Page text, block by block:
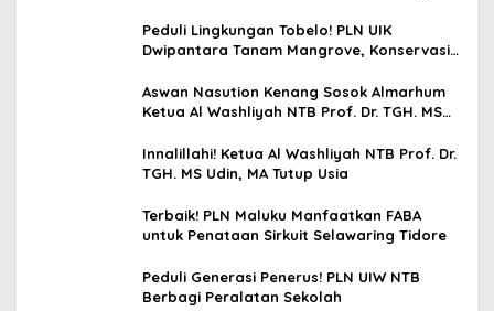
Peduli Lingkungan Tobelo! PLN UIK
Dwipantara Tanam Mangrove, Konservasi
Aswan Nasution Kenang Sosok Almarhum
Ketua Al Washliyah NTB Prof. Dr. TGH. MS
Innalillahi! Ketua Al Washliyah NTB Prof. Dr.
TGH. MS Udin, MA Tutup Usia
Terbaik! PLN Maluku Manfaatkan FABA
untuk Penataan Sirkuit Selawaring Tidore
Peduli Generasi Penerus! PLN UIW NTB
Berbagi Peralatan Sekolah